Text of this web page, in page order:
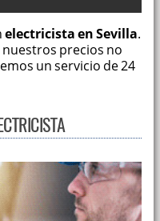
electricista en Sevilla.
precios no
un servicio de 24